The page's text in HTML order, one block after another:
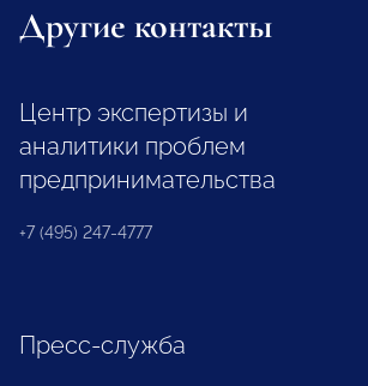
Другие контакты
Центр экспертизы и
аналитики проблем
предпринимательства
+7 (495) 247-4777
Пресс-служба